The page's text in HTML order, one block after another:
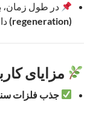
در طول زمان،
(regeneration)
مزایای
جذب فلزات